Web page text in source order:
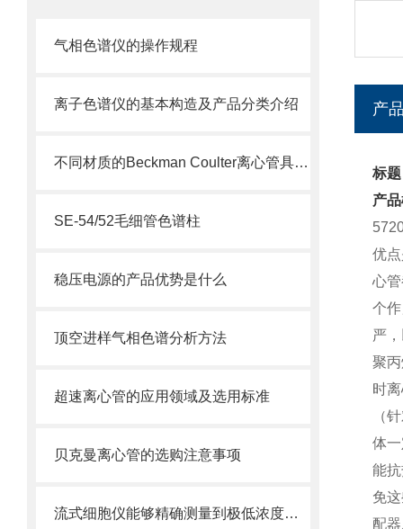
气相色谱仪的操作规程
离子色谱仪的基本构造及产品分类介绍
不同材质的Beckman Coulter离心管具有不同的使用特性
SE-54/52毛细管色谱柱
稳压电源的产品优势是什么
顶空进样气相色谱分析方法
超速离心管的应用领域及选用标准
贝克曼离心管的选购注意事项
流式细胞仪能够精确测量到极低浓度的标记物
产
标
产
优
心
个
严
聚
时
（
体
能
免
配